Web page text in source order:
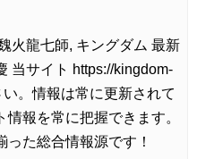
火龍七師, キングダム 最新
当サイト https://kingdom-
。情報は常に更新されて
報を常に把握できます。
た総合情報源です！